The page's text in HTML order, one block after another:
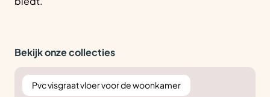
Bekijk onze collecties
Pvc visgraat vloer voor de woonkamer